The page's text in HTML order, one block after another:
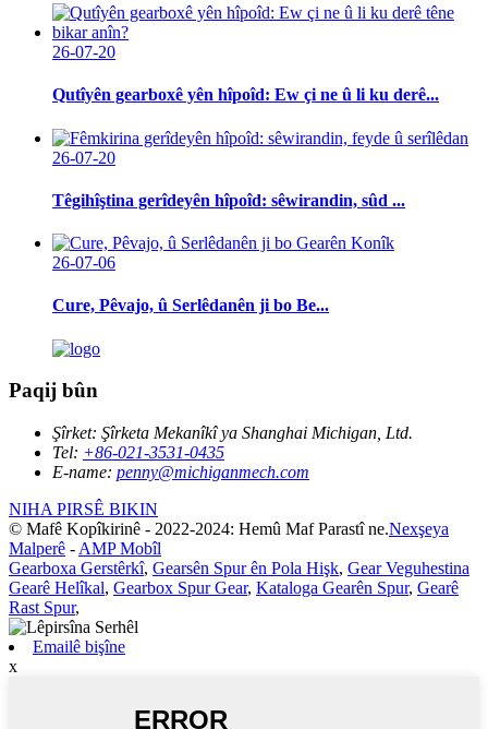
26-07-20
Qutîyên gearboxê yên hîpoîd: Ew çi ne û li ku derê...
26-07-20
Têgihîştina gerîdeyên hîpoîd: sêwirandin, sûd ...
26-07-06
Cure, Pêvajo, û Serlêdanên ji bo Be...
Paqij bûn
Şîrket: Şîrketa Mekanîkî ya Shanghai Michigan, Ltd.
Tel: +86-021-3531-0435
E-name: penny@michiganmech.com
NIHA PIRSÊ BIKIN
© Mafê Kopîkirinê - 2022-2024: Hemû Maf Parastî ne.Nexşeya
Malperê - AMP Mobîl
Gearboxa Gerstêrkî, Gearsên Spur ên Pola Hişk, Gear Veguhestina
Gearê Helîkal, Gearbox Spur Gear, Kataloga Gearên Spur, Gearê
Rast Spur,
Emailê bişîne
x